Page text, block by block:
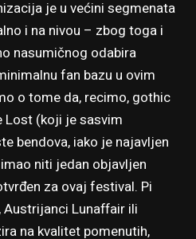
je u većini segmenata
i na nivou – zbog toga i
nasumičnog odabira
fan bazu u ovim
o tome da, recimo, gothic
(koji je sasvim
bendova, iako je najavljen
niti jedan objavljen
za ovaj festival. Pi
Austrijanci Lunaffair ili
na kvalitet pomenutih,